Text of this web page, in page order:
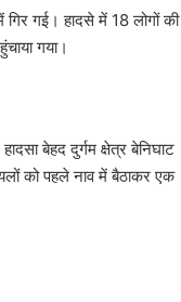
गिर गई। हादसे में 18 लोगों की
गया।
बेहद दुर्गम क्षेत्र बेनिघाट
को पहले नाव में बैठाकर एक